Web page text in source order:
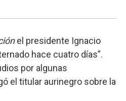
el presidente Ignacio
hace cuatro días”.
por algunas
el titular aurinegro sobre la